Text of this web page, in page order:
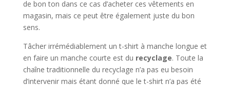
de bon ton dans ce cas d’acheter ces vêtements en
magasin, mais ce peut être également juste du bon
sens.
Tâcher irrémédiablement un t-shirt à manche longue et
en faire un manche courte est du recyclage. Toute la
chaîne traditionnelle du recyclage n’a pas eu besoin
d’intervenir mais étant donné que le t-shirt n’a pas été